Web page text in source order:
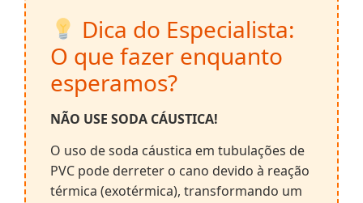
Dica do Especialista:
O que fazer enquanto
esperamos?
NÃO USE SODA CÁUSTICA!
O uso de soda cáustica em tubulações de
PVC pode derreter o cano devido à reação
térmica (exotérmica), transformando um